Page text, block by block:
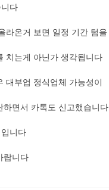
다
라온거 보면 일정 기간 텀을
치는게 아닌가 생각됩니다
대부업 정식업체 가능성이
하면서 카톡도 신고했습니다
니다
랍니다